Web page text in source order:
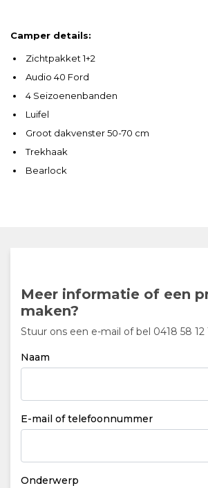
Camper details:
Zichtpakket 1+2
Audio 40 Ford
4 Seizoenenbanden
Luifel
Groot dakvenster 50-70 cm
Trekhaak
Bearlock
Meer informatie of een
maken?
Stuur ons een e-mail of bel 0418 58 12
Naam
E-mail of telefoonnummer
Onderwerp